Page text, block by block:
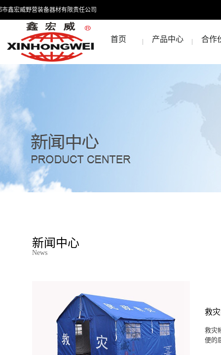
市鑫宏威野营装备器材有限责任公司
首页 产品中心 合作
新闻中心
News
救
救灾
便的